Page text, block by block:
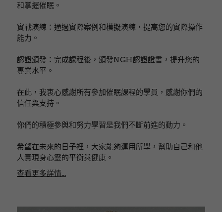
和掌握催眠。
實戰演練：通過實際案例和模擬演練，提高您的實際操作
能力。
認證頒發：完成課程後，頒發NGH認證證書，提升您的
專業水平。
在此，我衷心感謝所有參加催眠課程的學員，感謝你們的
信任與支持。
你們的積極參與和努力學習是我們不斷前進的動力。
希望在未來的日子裡，大家能夠運用所學，幫助自己和他
人實現身心靈的平衡與健康。
查看更多詳情...